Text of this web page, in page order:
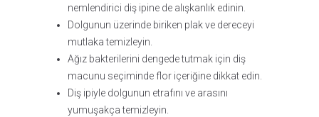
nemlendirici diş ipine de alışkanlık edinin.
Dolgunun üzerinde biriken plak ve dereceyi
mutlaka temizleyin.
Ağız bakterilerini dengede tutmak için diş
macunu seçiminde flor içeriğine dikkat edin.
Diş ipiyle dolgunun etrafını ve arasını
yumuşakça temizleyin.